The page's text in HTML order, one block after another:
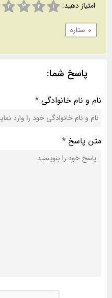
امتیاز دهید: ۱ ۲ ۳ ۴
۰ ستاره
پاسخ شما:
نام و نام خانوادگی *
متن پاسخ *